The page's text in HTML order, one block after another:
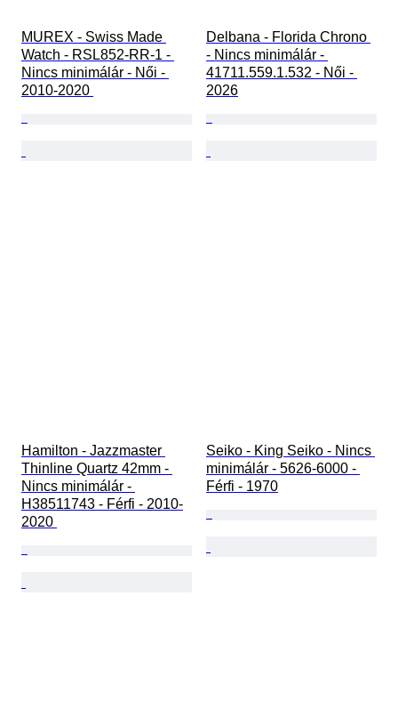
MUREX - Swiss Made
Watch - RSL852-RR-1 -
Nincs minimálár - Női -
2010-2020
Delbana - Florida Chrono
- Nincs minimálár -
41711.559.1.532 - Női -
2026
Hamilton - Jazzmaster
Thinline Quartz 42mm -
Nincs minimálár -
H38511743 - Férfi - 2010-
2020
Seiko - King Seiko - Nincs
minimálár - 5626-6000 -
Férfi - 1970